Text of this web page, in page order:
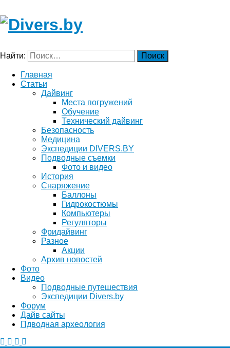
Найти:
Главная
Статьи
Дайвинг
Места погружений
Обучение
Технический дайвинг
Безопасность
Медицина
Экспедиции DIVERS.BY
Подводные съемки
Фото и видео
История
Снаряжение
Баллоны
Гидрокостюмы
Компьютеры
Регуляторы
Фридайвинг
Разное
Акции
Архив новостей
Фото
Видео
Подводные путешествия
Экспедиции Divers.by
Форум
Дайв сайты
Пдводная археология